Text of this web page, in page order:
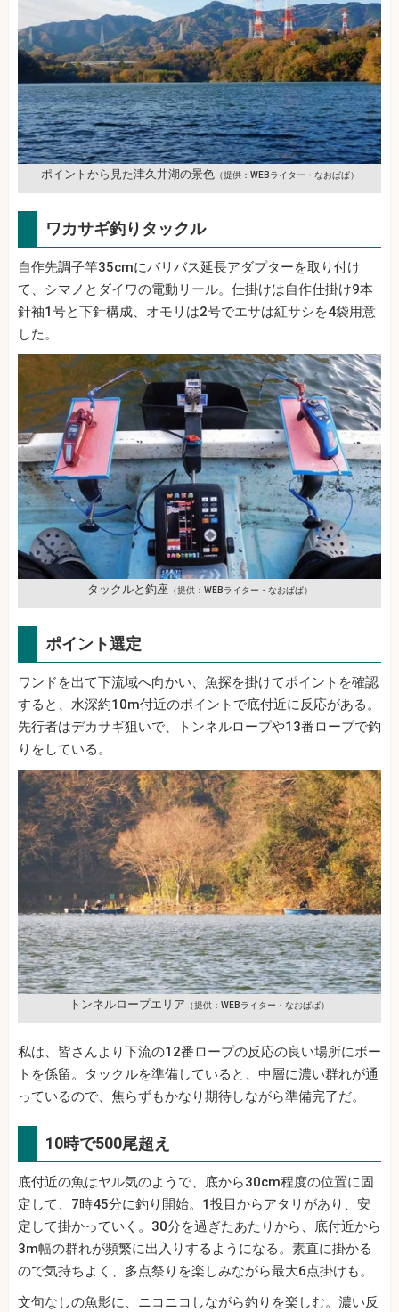
ポイントから見た津久井湖の景色（提供：WEBライター・なおぱぱ）
ワカサギ釣りタックル
自作先調子竿35cmにバリバス延長アダプターを取り付け
て、シマノとダイワの電動リール。仕掛けは自作仕掛け9本
針袖1号と下針構成、オモリは2号でエサは紅サシを4袋用意
した。
タックルと釣座 （提供：WEBライター・なおぱぱ）
ポイント選定
ワンドを出て下流域へ向かい、魚探を掛けてポイントを確認
すると、水深約10m付近のポイントで底付近に反応がある。
先行者はデカサギ狙いで、トンネルロープや13番ロープで釣
りをしている。
トンネルロープエリア （提供：WEBライター・なおぱぱ）
私は、皆さんより下流の12番ロープの反応の良い場所にボー
トを係留。タックルを準備していると、中層に濃い群れが通
っているので、焦らずもかなり期待しながら準備完了だ。
10時で500尾超え
底付近の魚はヤル気のようで、底から30cm程度の位置に固
定して、7時45分に釣り開始。1投目からアタリがあり、安
定して掛かっていく。30分を過ぎたあたりから、底付近から
3m幅の群れが頻繁に出入りするようになる。素直に掛かる
ので気持ちよく、多点祭りを楽しみながら最大6点掛けも。
文句なしの魚影に、ニコニコしながら釣りを楽しむ。濃い反